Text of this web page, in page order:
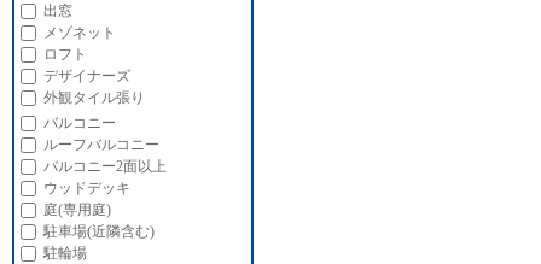
出窓
メゾネット
ロフト
デザイナーズ
外観タイル張り
バルコニー
ルーフバルコニー
バルコニー2面以上
ウッドデッキ
庭(専用庭)
駐車場(近隣含む)
駐輪場